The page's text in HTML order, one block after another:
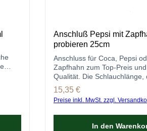
Anschluß Pepsi mit
probieren 25cm
Anschluss für Coca, Pepsi
Zapfhahn zum Top-Preis
Qualität. Die Schlauchlänge,
kann auf Wunsch aber
Regulärer Preis:
15,35 €
Preise inkl. MwSt. zzgl.
In den